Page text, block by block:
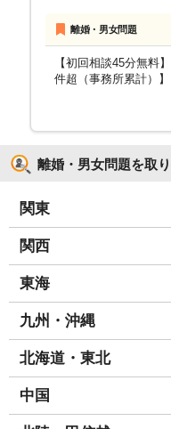
離婚・男女問題
【初回相談45分無料
件超（事務所累計）
離婚・男女問題を取
関東
関西
東海
九州・沖縄
北海道・東北
中国